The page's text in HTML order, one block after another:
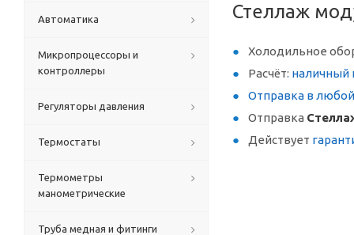
Стеллаж
Холодильное
Расчёт: наличный
Отправка в
Отправка
Действует
Автоматика
Микропроцессоры и
контроллеры
Регуляторы давления
Термостаты
Термометры
манометрические
Труба медная и фитинги